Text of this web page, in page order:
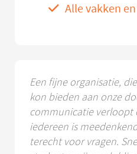
Alle vakken
Een fijne organisatie,
kon bieden aan onze
communicatie verloopt
iedereen is
terecht voor vragen.